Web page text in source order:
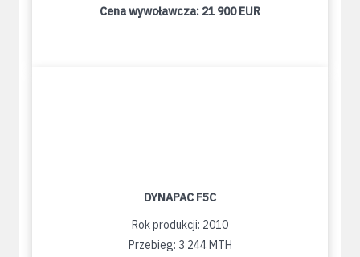
Cena wywoławcza: 21 900 EUR
DYNAPAC F5C
Rok produkcji: 2010
Przebieg: 3 244 MTH